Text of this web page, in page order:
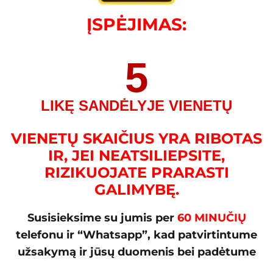
ĮSPĖJIMAS:
LIKĘ SANDĖLYJE VIENETŲ
5
VIENETŲ SKAIČIUS YRA RIBOTAS
IR, JEI NEATSILIEPSITE,
RIZIKUOJATE PRARASTI
GALIMYBĘ.
Susisieksime su jumis per 60 MINUČIŲ
telefonu ir “Whatsapp”, kad patvirtintume
užsakymą ir jūsų duomenis bei padėtume